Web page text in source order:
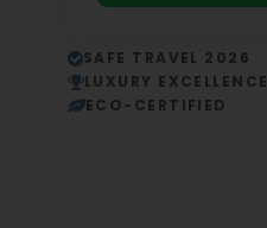
SAFE TRAVEL 2026
LUXURY EXCELLENCE
ECO-CERTIFIED